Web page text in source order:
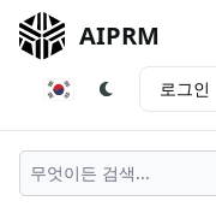
AIPRM
로그인